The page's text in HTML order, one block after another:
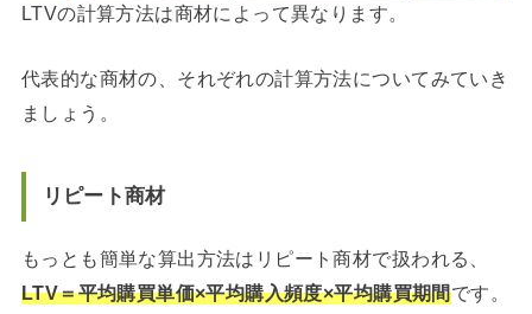
LTVの計算方法は商材によって異なります。
代表的な商材の、それぞれの計算方法についてみていき
ましょう。
リピート商材
もっとも簡単な算出方法はリピート商材で扱われる、
LTV＝平均購買単価×平均購入頻度×平均購買期間です。